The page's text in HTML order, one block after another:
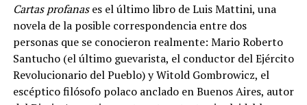
Cartas profanases el último libro de Luis Mattini, una
novela de la posible correspondencia entre dos
personas que se conocieron realmente: Mario Roberto
Santucho (el último guevarista, el conductor del Ejército
Revolucionario del Pueblo) y Witold Gombrowicz, el
escéptico filósofo polaco anclado en Buenos Aires, autor